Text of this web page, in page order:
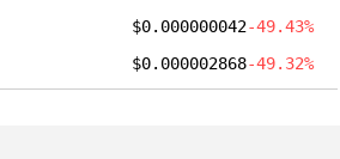
$0.000000042-49.43%
$0.000002868-49.32%